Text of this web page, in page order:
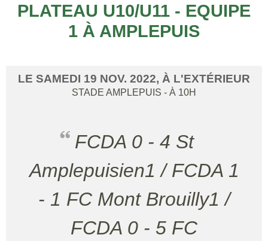
PLATEAU U10/U11 - EQUIPE
1 À AMPLEPUIS
LE SAMEDI 19 NOV. 2022, À L'EXTÉRIEUR
STADE AMPLEPUIS - À 10H
FCDA 0 - 4 St
Amplepuisien1 / FCDA 1
- 1 FC Mont Brouilly1 /
FCDA 0 - 5 FC